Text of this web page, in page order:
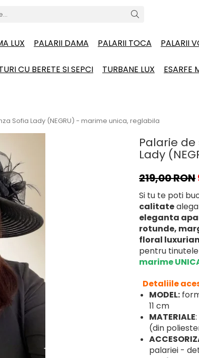
LUX PALARII DAMA PALARII TOCA PALARII
CU BERETE SI SEPCI TURBANE LUX ESARFE
Sofia Lady (NEGRU) - marime unica, reglabila
Palarie
Lady
219,00 RON
Si tu te poti
calitate
eleganta
rotunde,
floral
pentru
marime
Detaliile
MODEL:
11 cm
MATERIALE
(din
palariei -